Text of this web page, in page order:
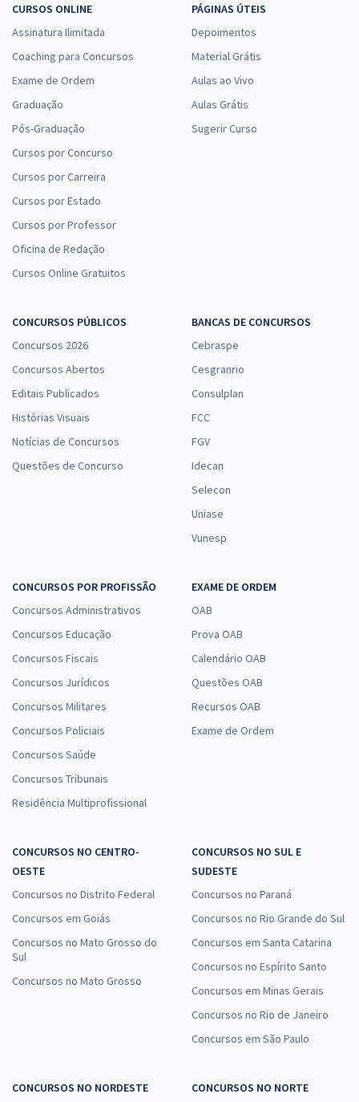
CURSOS ONLINE
Assinatura Ilimitada
Coaching para Concursos
Exame de Ordem
Graduação
Pós-Graduação
Cursos por Concurso
Cursos por Carreira
Cursos por Estado
Cursos por Professor
Oficina de Redação
Cursos Online Gratuitos
PÁGINAS ÚTEIS
Depoimentos
Material Grátis
Aulas ao Vivo
Aulas Grátis
Sugerir Curso
CONCURSOS PÚBLICOS
Concursos 2026
Concursos Abertos
Editais Publicados
Histórias Visuais
Notícias de Concursos
Questões de Concurso
BANCAS DE CONCURSOS
Cebraspe
Cesgranrio
Consulplan
FCC
FGV
Idecan
Selecon
Uniase
Vunesp
CONCURSOS POR PROFISSÃO
Concursos Administrativos
Concursos Educação
Concursos Fiscais
Concursos Jurídicos
Concursos Militares
Concursos Policiais
Concursos Saúde
Concursos Tribunais
Residência Multiprofissional
EXAME DE ORDEM
OAB
Prova OAB
Calendário OAB
Questões OAB
Recursos OAB
Exame de Ordem
CONCURSOS NO CENTRO-
OESTE
Concursos no Distrito Federal
Concursos em Goiás
Concursos no Mato Grosso do
Sul
Concursos no Mato Grosso
CONCURSOS NO SUL E
SUDESTE
Concursos no Paraná
Concursos no Rio Grande do Sul
Concursos em Santa Catarina
Concursos no Espírito Santo
Concursos em Minas Gerais
Concursos no Rio de Janeiro
Concursos em São Paulo
CONCURSOS NO NORDESTE
CONCURSOS NO NORTE